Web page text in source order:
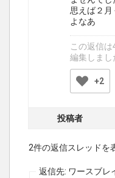
思えば２月
よなあ
この返信
編集しまし
+2
投稿者
2件の返信スレッドを
返信先: ワースブレ